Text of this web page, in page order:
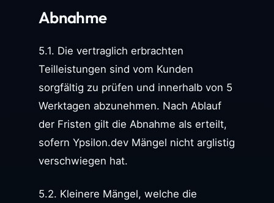
Abnahme
5.1. Die vertraglich erbrachten
Teilleistungen sind vom Kunden
sorgfältig zu prüfen und innerhalb von 5
Werktagen abzunehmen. Nach Ablauf
der Fristen gilt die Abnahme als erteilt,
sofern Ypsilon.dev Mängel nicht arglistig
verschwiegen hat.
5.2. Kleinere Mängel, welche die